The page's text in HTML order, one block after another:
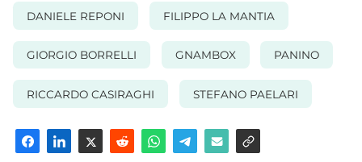
DANIELE REPONI FILIPPO LA MANTIA
GIORGIO BORRELLI GNAMBOX PANINO
RICCARDO CASIRAGHI STEFANO PAELARI